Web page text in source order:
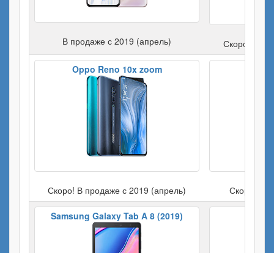
В продаже с 2019 (апрель) Скоро! В
Oppo Reno 10x zoom
Скоро! В продаже с 2019 (апрель) Скоро! В
Samsung Galaxy Tab A 8 (2019)